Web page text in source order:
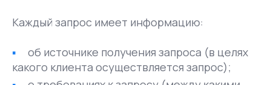
Каждый запрос имеет информацию:
об источнике получения запроса (в целях
какого клиента осуществляется запрос);